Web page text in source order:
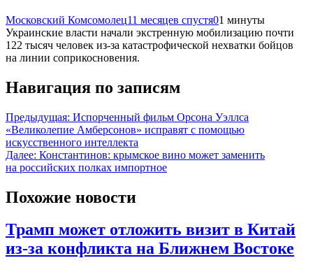
Московский Комсомолец11 месяцев спустя01 минуты
Украинские власти начали экстренную мобилизацию почти
122 тысяч человек из-за катастрофической нехватки бойцов
на линии соприкосновения.
Навигация по записям
Предыдущая: Испорченный фильм Орсона Уэллса
«Великолепие Амберсонов» исправят с помощью
искусственного интеллекта
Далее: Константинов: крымское вино может заменить
на российских полках импортное
Похожие новости
Трамп может отложить визит в Китай
из-за конфликта на Ближнем Востоке